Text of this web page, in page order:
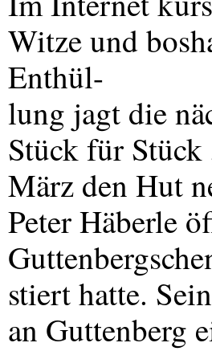
Witze und
Enthül-
lung jagt die
Stück für
März den Hut
Peter Häberle
stiert hatte.
an Guttenberg